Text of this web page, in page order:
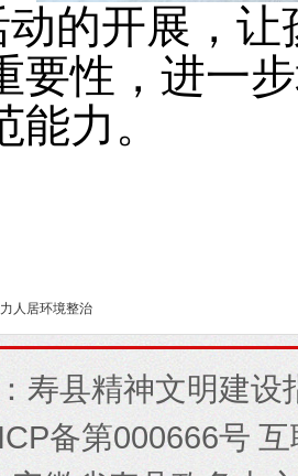
动的开展，
要性，进一
力。
人居环境整治
寿县精神文明建
ICP备第000666号